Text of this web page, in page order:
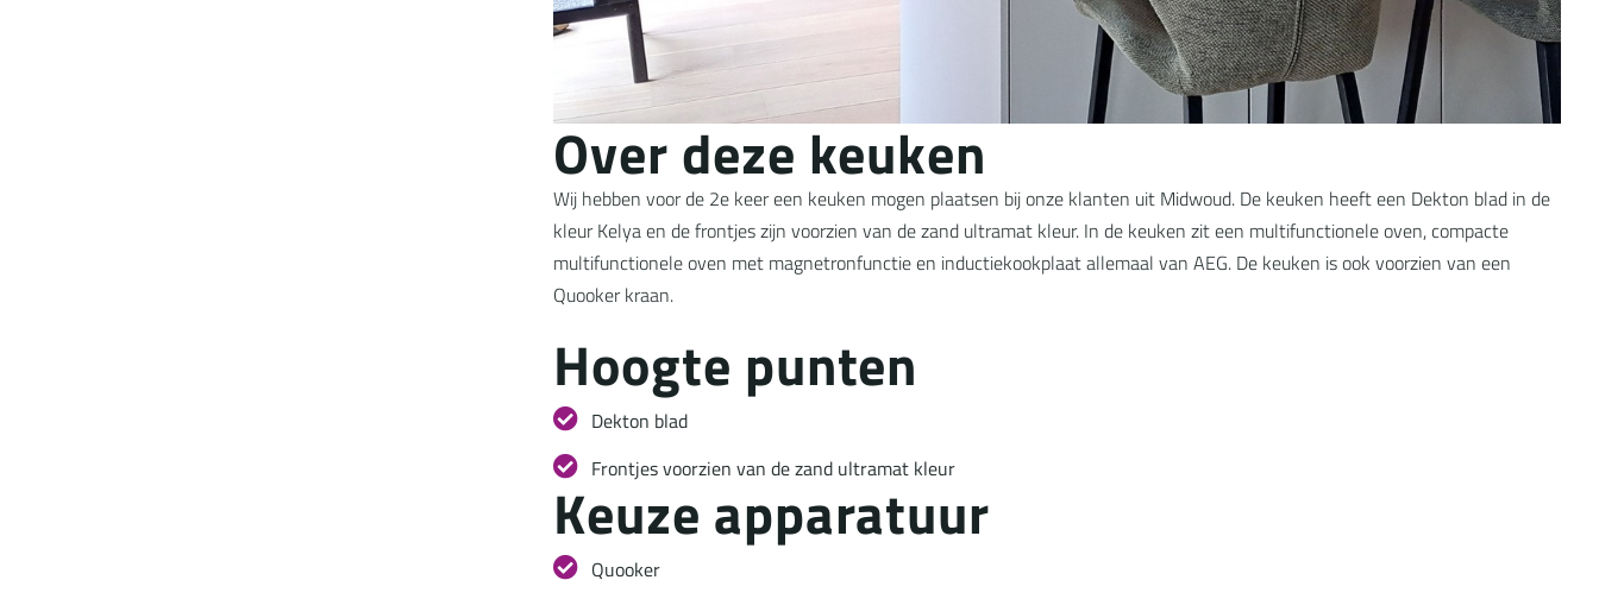
Overdeze keuken
Wij hebben voor de 2e keer een keuken mogen plaatsen bij onze klanten uit Midwoud. De keuken heeft een Dekton blad in de
kleur Kelya en de frontjes zijn voorzien van de zand ultramat kleur. In de keuken zit een multifunctionele oven, compacte
multifunctionele oven met magnetronfunctie en inductiekookplaat allemaal van AEG. De keuken is ook voorzien van een
Quooker kraan.
Hoogte punten
Dekton blad
Frontjes voorzien van de zand ultramat kleur
Keuze apparatuur
Quooker